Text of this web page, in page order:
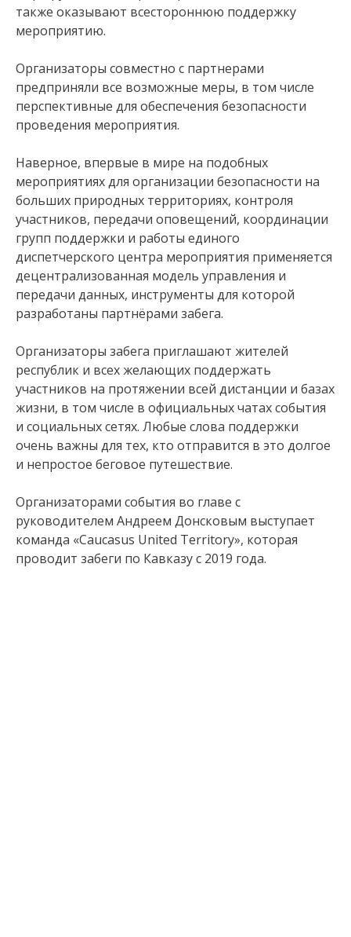
также оказывают всестороннюю поддержку
мероприятию.
Организаторы совместно с партнерами
предприняли все возможные меры, в том числе
перспективные для обеспечения безопасности
проведения мероприятия.
Наверное, впервые в мире на подобных
мероприятиях для организации безопасности на
больших природных территориях, контроля
участников, передачи оповещений, координации
групп поддержки и работы единого
диспетчерского центра мероприятия применяется
децентрализованная модель управления и
передачи данных, инструменты для которой
разработаны партнёрами забега.
Организаторы забега приглашают жителей
республик и всех желающих поддержать
участников на протяжении всей дистанции и базах
жизни, в том числе в официальных чатах события
и социальных сетях. Любые слова поддержки
очень важны для тех, кто отправится в это долгое
и непростое беговое путешествие.
Организаторами события во главе с
руководителем Андреем Донсковым выступает
команда «Caucasus United Territory», которая
проводит забеги по Кавказу с 2019 года.